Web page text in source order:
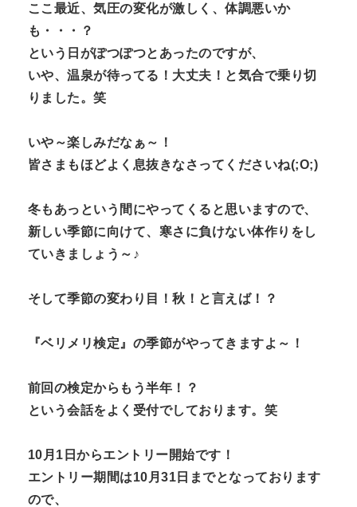
ここ最近、気圧の変化が激しく、体調悪いか
も・・・？
という日がぽつぽつとあったのですが、
いや、温泉が待ってる！大丈夫！と気合で乗り切
りました。笑
いや～楽しみだなぁ～！
皆さまもほどよく息抜きなさってくださいね(;O;)
冬もあっという間にやってくると思いますので、
新しい季節に向けて、寒さに負けない体作りをし
ていきましょう～♪
そして季節の変わり目！秋！と言えば！？
『ベリメリ検定』の季節がやってきますよ～！
前回の検定からもう半年！？
という会話をよく受付でしております。笑
10月1日からエントリー開始です！
エントリー期間は10月31日までとなっております
ので、